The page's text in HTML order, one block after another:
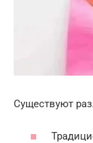
Существуют